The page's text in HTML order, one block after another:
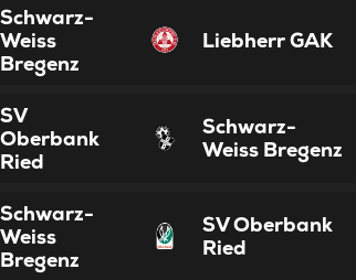
Schwarz-
Weiss
Bregenz
Liebherr GAK
SV
Oberbank
Ried
Schwarz-
Weiss Bregenz
Schwarz-
Weiss
Bregenz
SV Oberbank
Ried